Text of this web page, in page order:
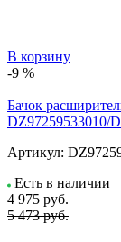
В корзину
-9 %
Бачок
DZ97259533010/
Артикул:
Есть в наличии
4 975 руб.
5 473 руб.